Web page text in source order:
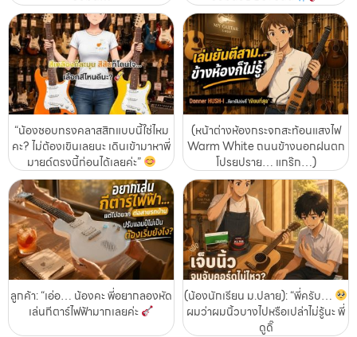
“น้องชอบทรงคลาสสิกแบบนี้ใช่ไหม
คะ? ไม่ต้องเขินเลยนะ เดินเข้ามาหาพี่
มายด์ตรงนี้ก่อนได้เลยค่ะ”
(หน้าต่างห้องกระจกสะท้อนแสงไฟ
Warm White ถนนข้างนอกฝนตก
โปรยปราย… แกร๊ก…)
ลูกค้า: “เอ่อ… น้องคะ พี่อยากลองหัด
เล่นกีตาร์ไฟฟ้ามากเลยค่ะ
(น้องนักเรียน ม.ปลาย): “พี่ครับ…
ผมว่าผมนิ้วบางไปหรือเปล่าไม่รู้นะ พี่
ดูดิ๊